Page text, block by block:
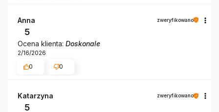
Anna zweryfikowano
5
Ocena klienta: Doskonale
2/16/2026
0
0
Katarzyna zweryfikowano
5